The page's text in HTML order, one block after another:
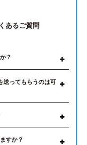
あるご質問
？
送ってもらうのは可
すか？